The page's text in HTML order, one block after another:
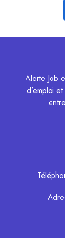
Alerte Job
d’emploi